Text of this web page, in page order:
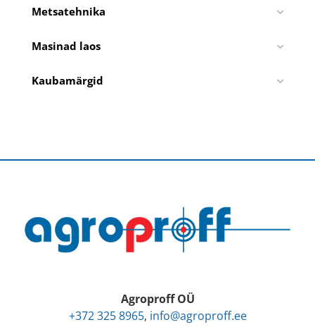
Metsatehnika
Masinad laos
Kaubamärgid
Agroproff OÜ
+372 325 8965, info@agroproff.ee